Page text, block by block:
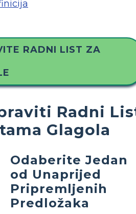
RADNI LIST ZA
Radni
Glagola
Odaberite Jedan
od Unaprijed
Pripremljenih
Predložaka